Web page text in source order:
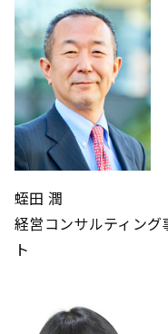
蛭田 潤
経営コンサルティン
ト